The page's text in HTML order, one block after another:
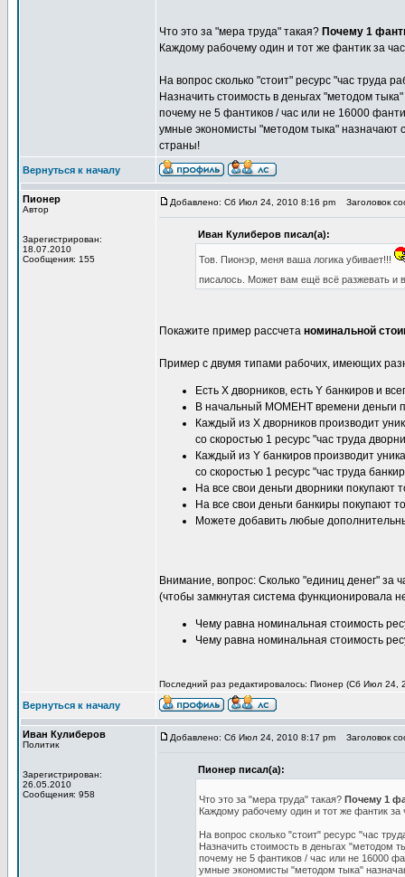
Что это за "мера труда" такая? Почему 1
Каждому рабочему один и тот же фантик за
На вопрос сколько "стоит" ресурс "час труда
Назначить стоимость в деньгах "методом
почему не 5 фантиков / час или не 16000
умные экономисты "методом тыка" назначают
страны!
Вернуться к началу
Пионер
Автор
Зарегистрирован:
18.07.2010
Сообщения: 155
Добавлено: Сб Июл 24, 2010 8:16 pm Заголовок
Иван Кулиберов писал(а):
Тов. Пионэр, меня ваша логика убивает!!!
писалось. Может вам ещё всё разжевать и
Покажите пример рассчета номинальной
Пример с двумя типами рабочих, имеющих
Есть X дворников, есть Y банкиров и
В начальный МОМЕНТ времени деньги
Каждый из X дворников производит
со скоростью 1 ресурс "час труда
Каждый из Y банкиров производит
со скоростью 1 ресурс "час труда
На все свои деньги дворники покупают
На все свои деньги банкиры покупают
Можете добавить любые
Внимание, вопрос: Сколько "единиц денег" за
(чтобы замкнутая система функционировала
Чему равна номинальная стоимость
Чему равна номинальная стоимость
Последний раз редактировалось: Пионер (Сб Июл 24,
Вернуться к началу
Иван Кулиберов
Политик
Зарегистрирован:
26.05.2010
Сообщения: 958
Добавлено: Сб Июл 24, 2010 8:17 pm Заголовок
Пионер писал(а):
Что это за "мера труда" такая? Почему 1
Каждому рабочему один и тот же фантик
На вопрос сколько "стоит" ресурс "час
Назначить стоимость в деньгах "методом
почему не 5 фантиков / час или не 16000
умные экономисты "методом тыка"